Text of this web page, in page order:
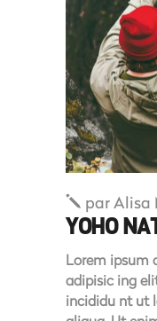
parAlisa
YOHO
Lorem ipsum
adipisic ing
incididu nt ut